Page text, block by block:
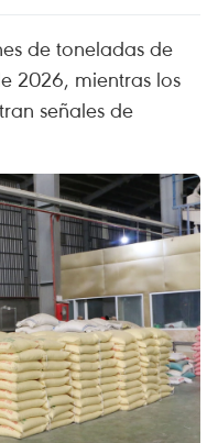
de toneladas de
2026, mientras los
señales de